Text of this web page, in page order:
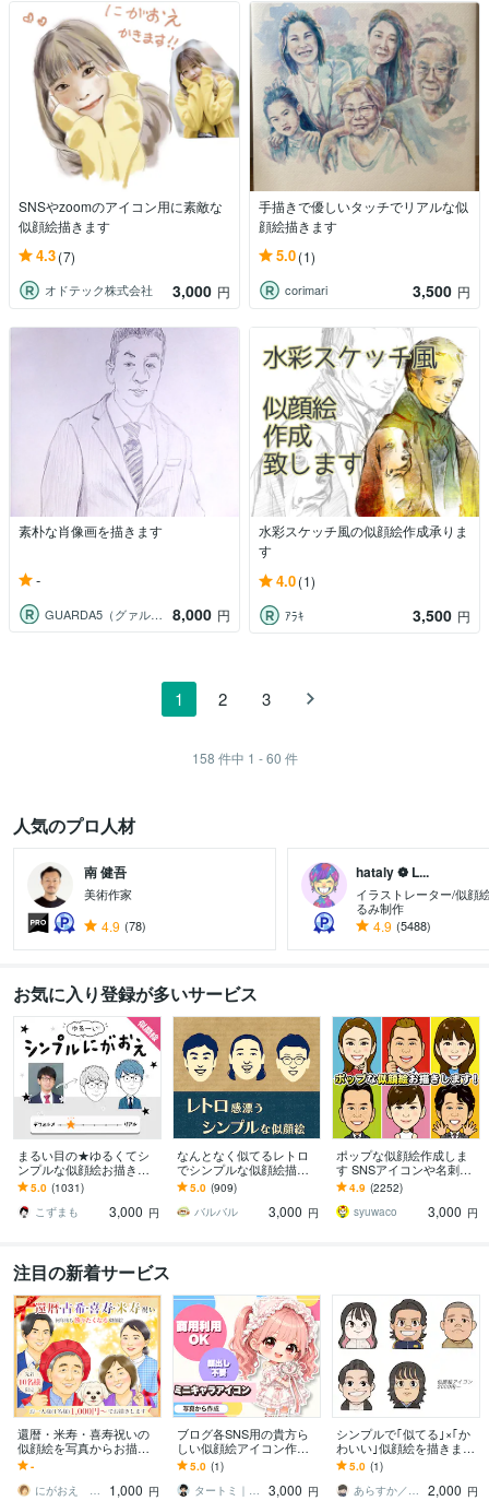
SNSやzoomのアイコン用に素敵な
似顔絵描きます
4.3(7)
オドテック株式会社 3,000 円
手描きで優しいタッチでリアルな似
顔絵描きます
5.0(1)
corimari 3,500 円
素朴な肖像画を描きます
-
GUARDA5（グァルダファイブ） 8,000 円
水彩スケッチ風の似顔絵作成承りま
す
4.0(1)
ｱﾗｷ 3,500 円
1 2 3
158 件中 1 - 60 件
人気のプロ人材
南 健吾
美術作家
4.9 (78)
hataly ❁ L...
イラストレーター/似顔
るみ制作
4.9 (5488)
お気に入り登録が多いサービス
まるい目の★ゆるくてシ
ンプルな似顔絵お描きし
ます ゆる～い感じにした
い、似すぎない方が‥と
いう方にオススメ！
5.0 (1031)
こずまも
3,000 円
なんとなく似てるレトロ
でシンプルな似顔絵描き
ます 懐かしくて新しい。
ほんのり昭和テイストの
やさしい似顔絵
5.0 (909)
バルバル
3,000 円
ポップな似顔絵作成しま
す SNSアイコンや名刺、
プレゼント用にポップな
似顔絵作成します
4.9 (2252)
syuwaco
3,000 円
注目の新着サービス
還暦・米寿・喜寿祝いの
似顔絵を写真からお描き
します ご両親への長寿祝
い・プレゼントに家族や
ペットも描きます
-
にがおえ さわ
1,000 円
ブログ各SNS用の貴方ら
しい似顔絵アイコン作り
ます 発信を始めるあなた
を世界に一つの親近感あ
るミニキャラで後押し
5.0 (1)
タートミ｜個人発信者のビジュアル導線設計
3,000 円
シンプルで｢似てる｣×｢か
わいい｣似顔絵を描きます
シンプルで使いやすく、
かわいい似顔絵を描きま
す！
5.0 (1)
あらすか／Alaska119
2,000 円